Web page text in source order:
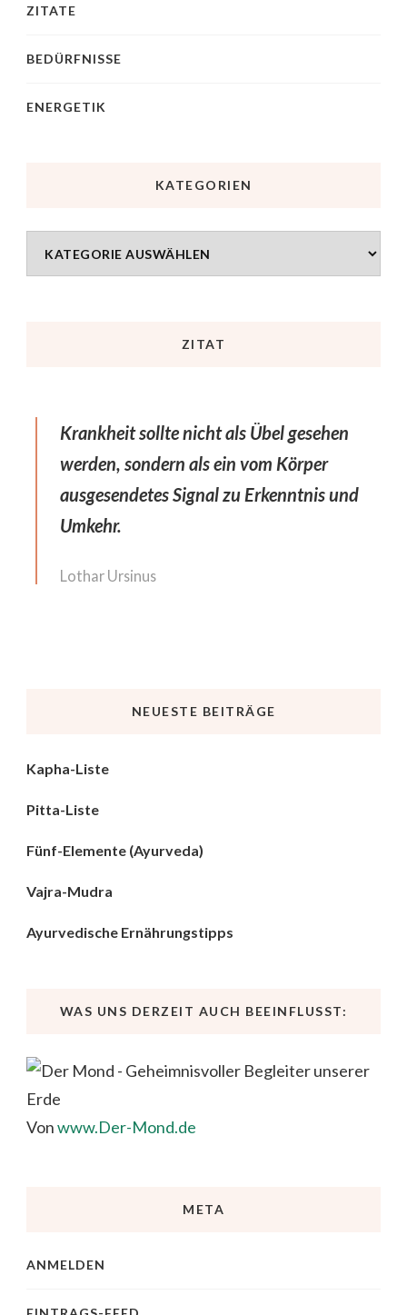
ZITATE
BEDÜRFNISSE
ENERGETIK
KATEGORIEN
ZITAT
Krankheit sollte nicht als Übel gesehen
werden, sondern als ein vom Körper
ausgesendetes Signal zu Erkenntnis und
Umkehr.
Lothar Ursinus
NEUESTE BEITRÄGE
Kapha-Liste
Pitta-Liste
Fünf-Elemente (Ayurveda)
Vajra-Mudra
Ayurvedische Ernährungstipps
WAS UNS DERZEIT AUCH BEEINFLUSST:
Vonwww.Der-Mond.de
META
ANMELDEN